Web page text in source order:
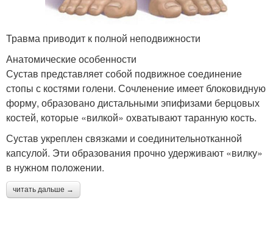
Травма приводит к полной неподвижности
Анатомические особенности
Сустав представляет собой подвижное соединение
стопы с костями голени. Сочленение имеет блоковидную
форму, образовано дистальными эпифизами берцовых
костей, которые «вилкой» охватывают таранную кость.
Сустав укреплен связками и соединительнотканной
капсулой. Эти образования прочно удерживают «вилку»
в нужном положении.
читать дальше →